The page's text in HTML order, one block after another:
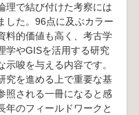
理で結び付けた考察には
した。96点に及ぶカラー
料的価値も高く、考古学
学やGISを活用する研究
示唆を与える内容です。
究を進める上で重要な基
照される一冊になると感
年のフィールドワークと